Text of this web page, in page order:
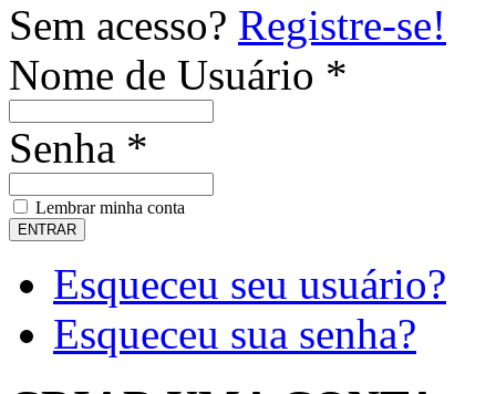
Sem acesso? Registre-se!
Nome de Usuário *
Senha *
Lembrar minha conta
Esqueceu seu usuário?
Esqueceu sua senha?